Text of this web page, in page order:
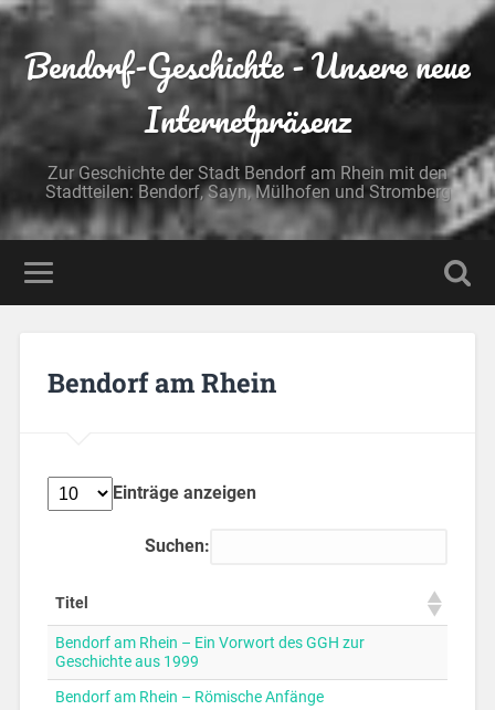
Bendorf-Geschichte - Unsere neue
Internetpräsenz
Zur Geschichte der Stadt Bendorf am Rhein mit den
Stadtteilen: Bendorf, Sayn, Mülhofen und Stromberg
Bendorf am Rhein
Einträge anzeigen
Suchen:
Titel
Bendorf am Rhein – Ein Vorwort des GGH zur
Geschichte aus 1999
Bendorf am Rhein – Römische Anfänge